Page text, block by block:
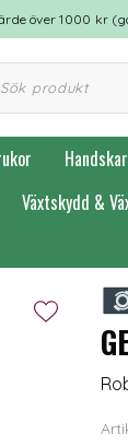
över 1000 kr
Växtskydd &